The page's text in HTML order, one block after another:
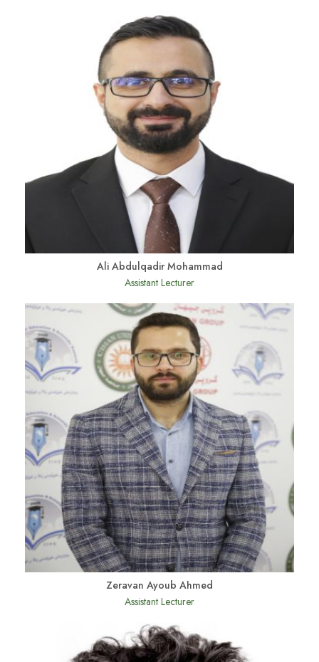
Ali Abdulqadir Mohammad
Assistant Lecturer
Zeravan Ayoub Ahmed
Assistant Lecturer